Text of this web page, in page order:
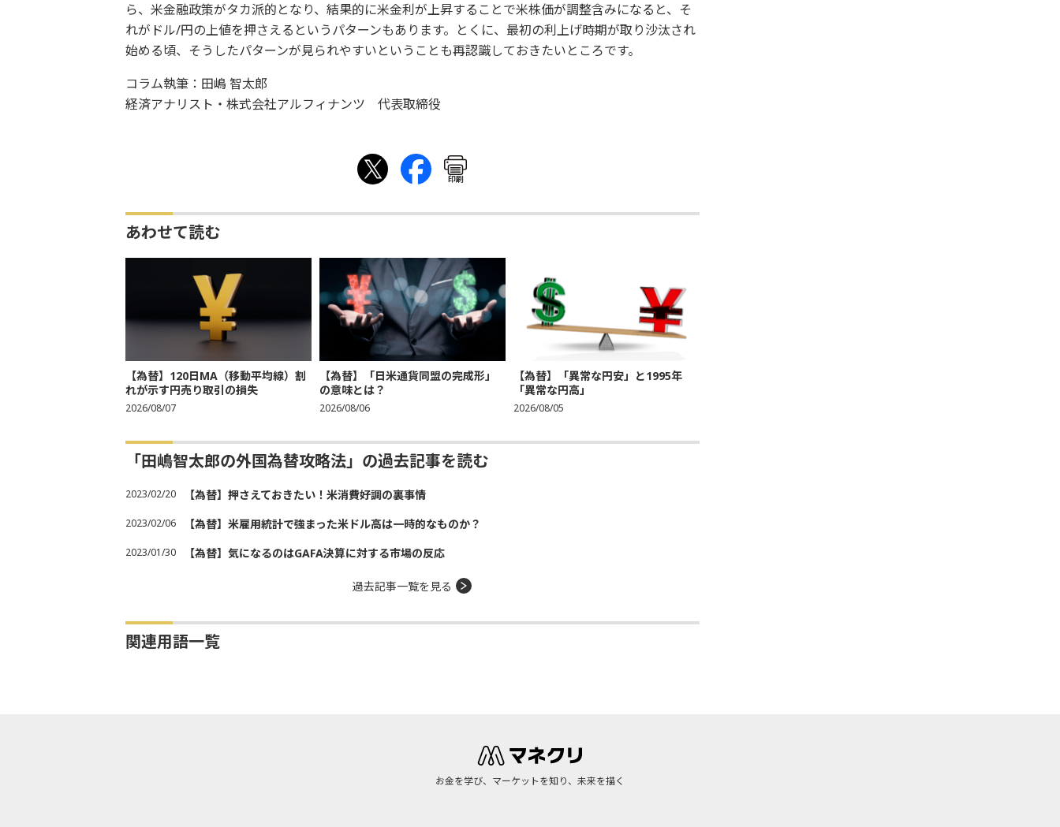
ら、米金融政策がタカ派的となり、結果的に米金利が上昇することで米株価が調整含みになると、そ
れがドル/円の上値を押さえるというパターンもあります。とくに、最初の利上げ時期が取り沙汰され
始める頃、そうしたパターンが見られやすいということも再認識しておきたいところです。
コラム執筆：田嶋 智太郎
経済アナリスト・株式会社アルフィナンツ 代表取締役
印刷
あわせて読む
【為替】120日MA（移動平均線）割
れが示す円売り取引の損失
2026/08/07
【為替】「日米通貨同盟の完成形」
の意味とは？
2026/08/06
【為替】「異常な円安」と1995年
「異常な円高」
2026/08/05
「田嶋智太郎の外国為替攻略法」の過去記事を読む
2023/02/20 【為替】押さえておきたい！米消費好調の裏事情
2023/02/06 【為替】米雇用統計で強まった米ドル高は一時的なものか？
2023/01/30 【為替】気になるのはGAFA決算に対する市場の反応
過去記事一覧を見る
関連用語一覧
お金を学び、マーケットを知り、未来を描く